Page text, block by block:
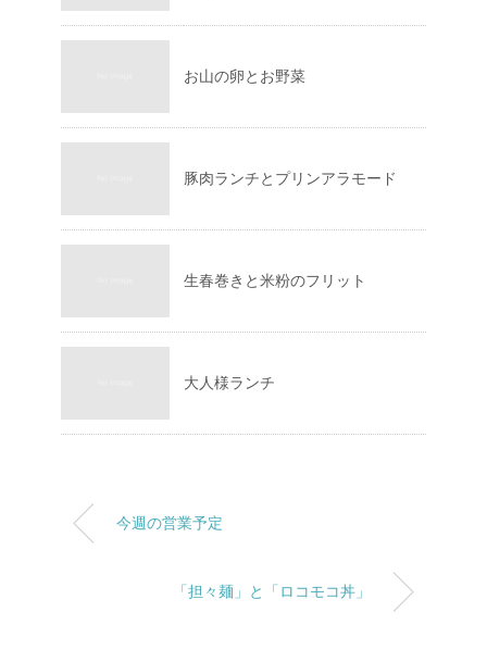
お山の卵とお野菜
豚肉ランチとプリンアラモード
生春巻きと米粉のフリット
大人様ランチ
今週の営業予定
「担々麺」と「ロコモコ丼」